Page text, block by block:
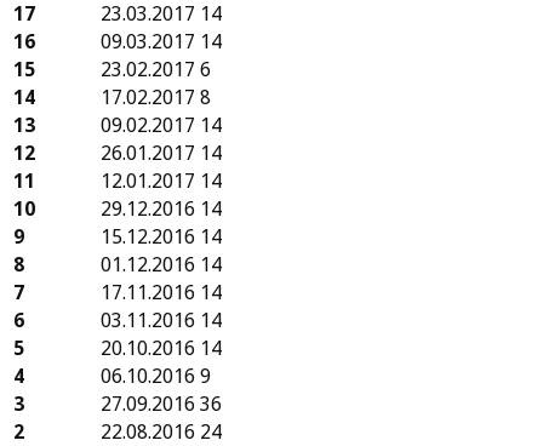
17
23.03.2017 14
16
09.03.2017 14
15
23.02.2017 6
14
17.02.2017 8
13
09.02.2017 14
12
26.01.2017 14
11
12.01.2017 14
10
29.12.2016 14
9
15.12.2016 14
8
01.12.2016 14
7
17.11.2016 14
6
03.11.2016 14
5
20.10.2016 14
4
06.10.2016 9
3
27.09.2016 36
2
22.08.2016 24